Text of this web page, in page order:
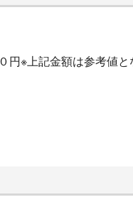
※上記金額は参考値